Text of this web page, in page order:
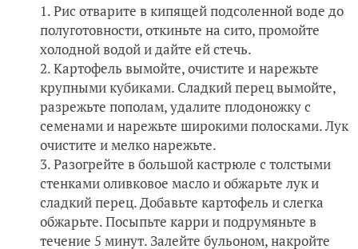
Рис отварите в кипящей подсоленной воде до
полуготовности, откиньте на сито, промойте
холодной водой и дайте ей стечь.
Картофель вымойте, очистите и нарежьте
крупными кубиками. Сладкий перец вымойте,
разрежьте пополам, удалите плодоножку с
семенами и нарежьте широкими полосками. Лук
очистите и мелко нарежьте.
Разогрейте в большой кастрюле с толстыми
стенками оливковое масло и обжарьте лук и
сладкий перец. Добавьте картофель и слегка
обжарьте. Посыпьте карри и подрумяньте в
течение 5 минут. Залейте бульоном, накройте